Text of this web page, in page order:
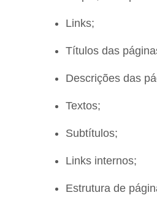
Links;
Títulos das
Descrições das
Textos;
Subtítulos;
Links internos;
Estrutura de